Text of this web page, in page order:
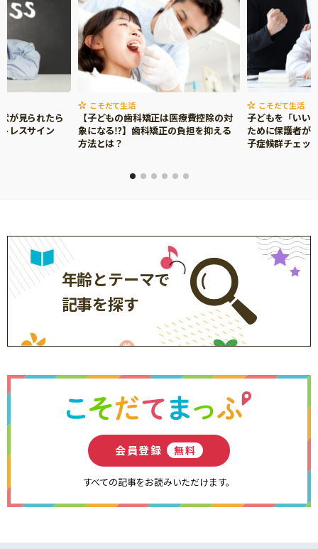
が見られたら
レスサイン
こそだて生活
【子どもの歯科矯正は医療費控除の対
象になる⁉】歯科矯正の負担を抑える
方法とは？
こそだて生活
子どもを「いい
ために保護者が
子症候群チェッ
年齢とテーマで
記事を探す
会員登録 無料
すべての記事をお読みいただけます。